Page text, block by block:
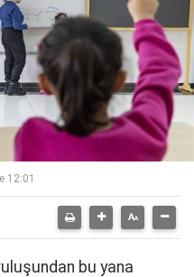
12:01
bu yana